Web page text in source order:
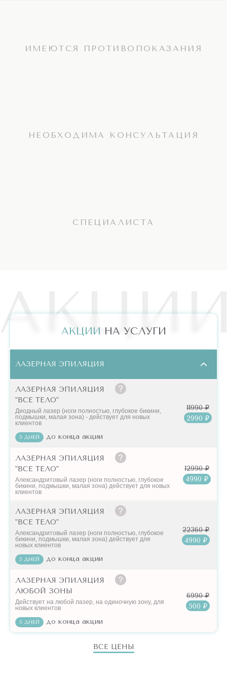
ИМЕЮТСЯ ПРОТИВОПОКАЗАНИЯ
НЕОБХОДИМА КОНСУЛЬТАЦИЯ
СПЕЦИАЛИСТА
АКЦИИ НА УСЛУГИ
ЛАЗЕРНАЯ ЭПИЛЯЦИЯ
ЛАЗЕРНАЯ ЭПИЛЯЦИЯ
"ВСЕ ТЕЛО"
Диодный лазер (ноги полностью, глубокое бикини,
подмышки, малая зона) - действует для новых
клиентов
5 ДНЕЙ до конца акции
11990 ₽
2990 ₽
ЛАЗЕРНАЯ ЭПИЛЯЦИЯ
"ВСЕ ТЕЛО"
Александритовый лазер (ноги полностью, глубокое
бикини, подмышки, малая зона) действует для новых
клиентов
12990 ₽
4990 ₽
ЛАЗЕРНАЯ ЭПИЛЯЦИЯ
"ВСЕ ТЕЛО"
Александритовый лазер (ноги полностью, глубокое
бикини, подмышки, малая зона) действует для
новых клиентов
5 ДНЕЙ до конца акции
22360 ₽
4990 ₽
ЛАЗЕРНАЯ ЭПИЛЯЦИЯ
ЛЮБОЙ ЗОНЫ
Действует на любой лазер, на одиночную зону, для
новых клиентов
5 ДНЕЙ до конца акции
6990 ₽
500 ₽
ВСЕ ЦЕНЫ